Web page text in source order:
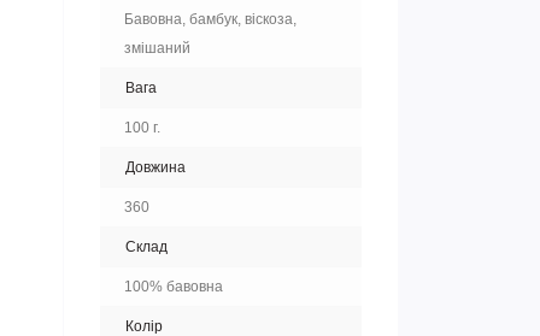
Бавовна, бамбук, віскоза,
змішаний
Вага
100 г.
Довжина
360
Склад
100% бавовна
Колір